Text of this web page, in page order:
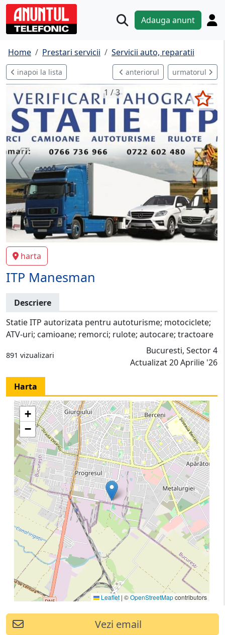
Adauga anunt
Home Prestari servicii Servicii auto, reparatii
inapoi la lista anteriorul urmatorul
1 / 3
harta
ITP Manesman
Descriere
Statie ITP autorizata pentru autoturisme; motociclete;
ATV-uri; camioane; remorci; rulote; autocare; tractoare
891 vizualizari
Bucuresti, Sector 4
Actualizat 20 Aprilie '26
Harta
+
−
Leaflet | ©OpenStreetMapcontributors
Vezi email